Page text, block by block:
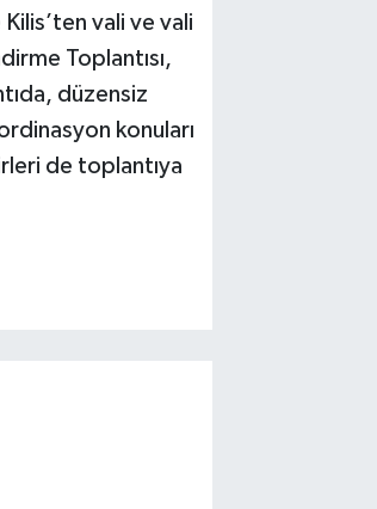
vali ve vali
Toplantısı,
düzensiz
konuları
de toplantıya